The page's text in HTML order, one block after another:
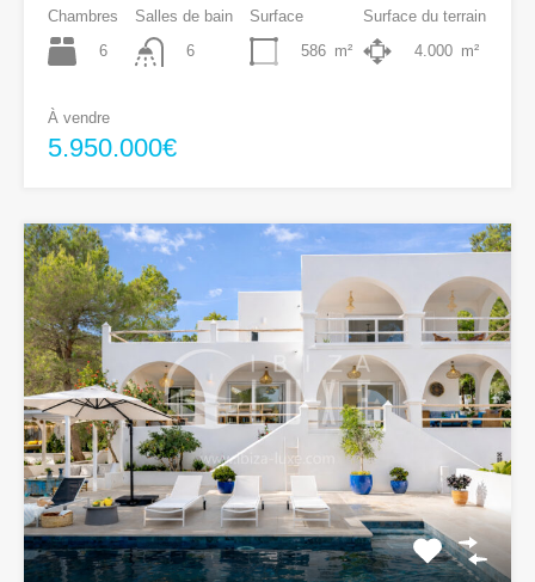
Chambres
6
Salles de bain
6
Surface
586 m²
Surface du terrain
4.000 m²
À vendre
5.950.000€